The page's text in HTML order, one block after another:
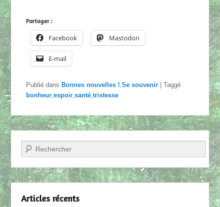
Partager :
Facebook Mastodon
E-mail
Publié dans Bonnes nouvelles ! ,Se souvenir |Taggé
bonheur ,espoir ,santé ,tristesse
Recherche
Articles récents